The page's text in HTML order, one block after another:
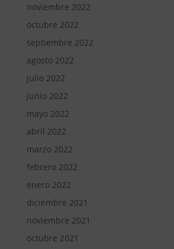
noviembre 2022
octubre 2022
septiembre 2022
agosto 2022
julio 2022
junio 2022
mayo 2022
abril 2022
marzo 2022
febrero 2022
enero 2022
diciembre 2021
noviembre 2021
octubre 2021